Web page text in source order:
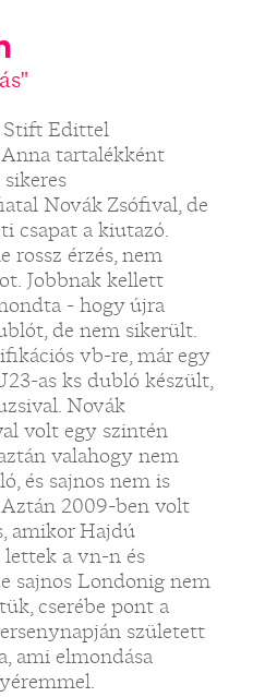
Stift Edittel
tartalékként
Novák Zsófival, de
csapat a kiutazó.
érzés, nem
Jobbnak kellett
- hogy újra
de nem sikerült.
vb-re, már egy
as ks dubló készült,
Novák
volt egy szintén
valahogy nem
és sajnos nem is
2009-ben volt
amikor Hajdú
a vn-n és
sajnos Londonig nem
cserébe pont a
született
ami elmondása